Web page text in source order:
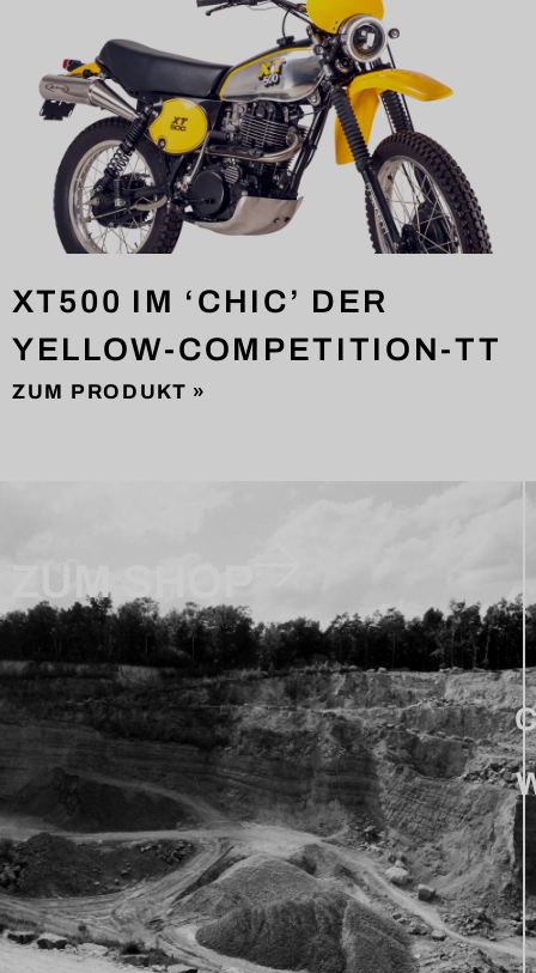
XT500 IM ‘CHIC’ DER
YELLOW-COMPETITION-TT
ZUM PRODUKT »
ZUM SHOP